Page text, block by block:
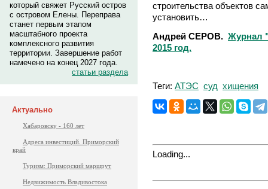
который свяжет Русский остров
с островом Елены. Переправа
станет первым этапом
масштабного проекта
комплексного развития
территории. Завершение работ
намечено на конец 2027 года.
статьи раздела
Актуально
Хабаровску - 160 лет
Адреса инвестиций. Приморский
край
Туризм: Приморский маршрут
Недвижимость Владивостока
строительства объектов
установить…
Андрей СЕРОВ. Журнал
2015 год.
Теги: АТЭС суд хищения
Loading...